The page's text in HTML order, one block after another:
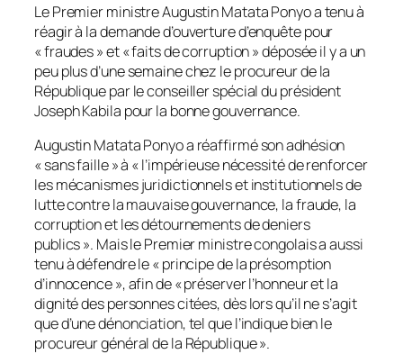
Le Premier ministre Augustin Matata Ponyo a tenu à
réagir à la demande d’ouverture d’enquête pour
« fraudes » et « faits de corruption » déposée il y a un
peu plus d’une semaine chez le procureur de la
République par le conseiller spécial du président
Joseph Kabila pour la bonne gouvernance.
Augustin Matata Ponyo a réaffirmé son adhésion
« sans faille » à « l’impérieuse nécessité de renforcer
les mécanismes juridictionnels et institutionnels de
lutte contre la mauvaise gouvernance, la fraude, la
corruption et les détournements de deniers
publics ». Mais le Premier ministre congolais a aussi
tenu à défendre le « principe de la présomption
d’innocence », afin de « préserver l’honneur et la
dignité des personnes citées, dès lors qu’il ne s’agit
que d’une dénonciation, tel que l’indique bien le
procureur général de la République ».